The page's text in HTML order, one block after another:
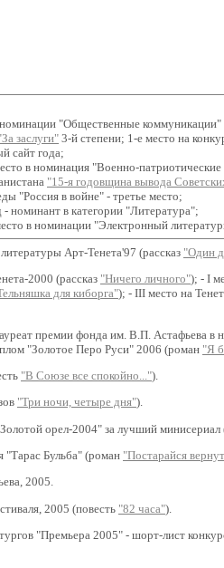
номинации "Общественные коммуникации"
заслуги" 3-й степени; 1-е место на
сайт года;
в номинация "Военно-
"15-я годовщина вывода
"Россия в войне" - третье место;
номинант в категории "Литература";
в номинации "Электронный
Арт-Тенета'97 (рассказ "Один
2000 (рассказ "Ничего личного"); - I
для киборга"); - III место на
премии фонда им. В.П. Астафьева
"Золотое Перо Руси" 2006 (роман "Я
"В Союзе все спокойно...").
"Три ночи, четыре дня").
орел-2004" за лучший минисериал
Бульба" (роман "Постарайся
2005.
2005 (повесть "82 часа").
"Премьера 2005" - шорт-лист